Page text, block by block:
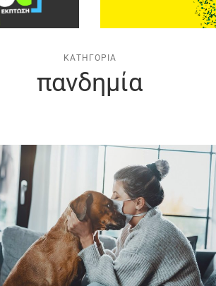
ΚΑΤΗΓΟΡΊΑ
πανδημία